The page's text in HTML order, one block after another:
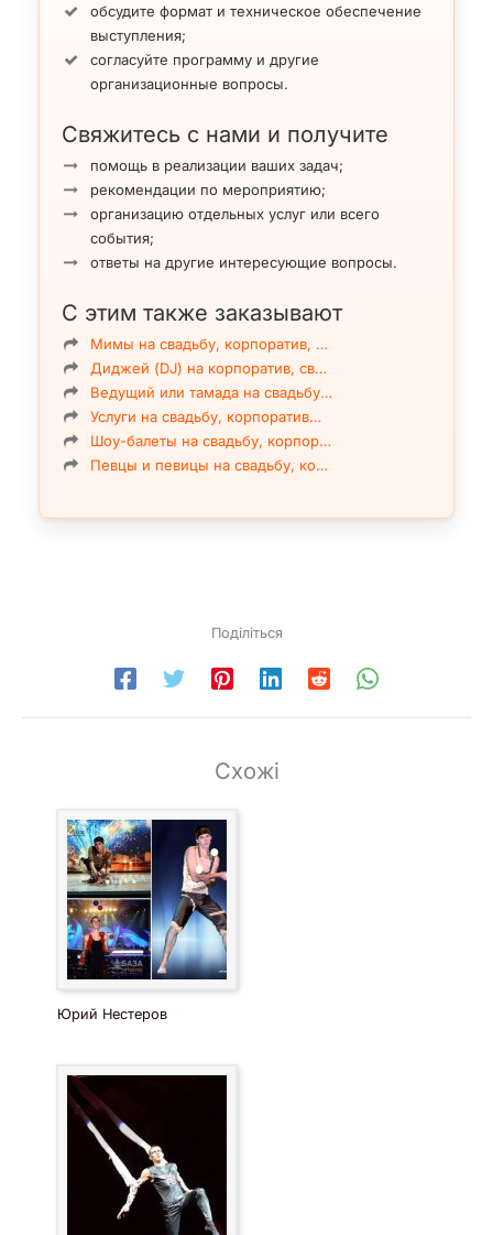
обсудите формат и техническое обеспечение
выступления;
согласуйте программу и другие
организационные вопросы.
Свяжитесь с нами и получите
помощь в реализации ваших задач;
рекомендации по мероприятию;
организацию отдельных услуг или всего
события;
ответы на другие интересующие вопросы.
С этим также заказывают
Мимы на свадьбу, корпоратив, …
Диджей (DJ) на корпоратив, св…
Ведущий или тамада на свадьбу…
Услуги на свадьбу, корпоратив…
Шоу-балеты на свадьбу, корпор…
Певцы и певицы на свадьбу, ко…
Поділіться
Схожі
Юрий Нестеров